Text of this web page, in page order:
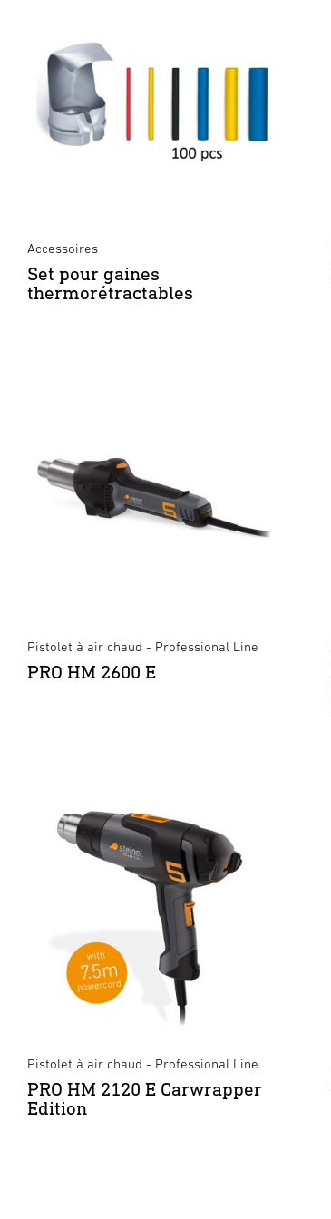
Accessoires
Set pour gaines
thermorétractables
Pistolet à air chaud - Professional Line
PRO HM 2600 E
Pistolet à air chaud - Professional Line
PRO HM 2120 E Carwrapper
Edition